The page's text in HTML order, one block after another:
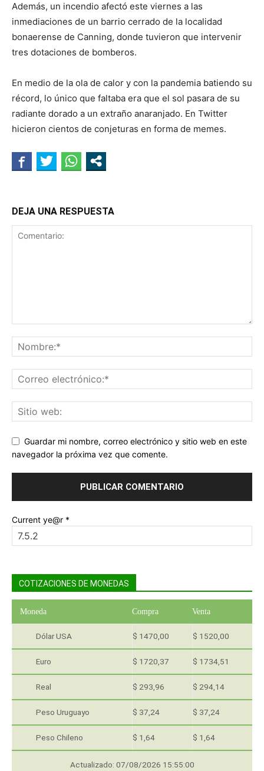
Además, un incendio afectó este viernes a las
inmediaciones de un barrio cerrado de la localidad
bonaerense de Canning, donde tuvieron que intervenir
tres dotaciones de bomberos.
En medio de la ola de calor y con la pandemia batiendo su
récord, lo único que faltaba era que el sol pasara de su
radiante dorado a un extraño anaranjado. En Twitter
hicieron cientos de conjeturas en forma de memes.
DEJA UNA RESPUESTA
Guardar mi nombre, correo electrónico y sitio web en este
navegador la próxima vez que comente.
Current ye@r *
COTIZACIONES DE MONEDAS
Moneda Compra Venta
Dólar USA $ 1470,00 $ 1520,00
Euro $ 1720,37 $ 1734,51
Real $ 293,96 $ 294,14
Peso Uruguayo $ 37,24 $ 37,24
Peso Chileno $ 1,64 $ 1,64
Actualizado: 07/08/2026 15:55:00